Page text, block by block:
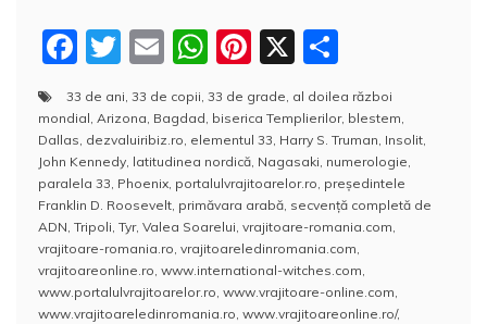
F
a
c
e
b
o
o
k
T
w
itt
er
E
ai
l
W
h
at
s
A
p
p
Pi
nt
er
e
st
X
a
rt
aj
e
a
z
ă
33 de ani, 33 de copii, 33 de grade, al doilea război
mondial, Arizona, Bagdad, biserica Templierilor, blestem,
Dallas, dezvaluiribiz.ro, elementul 33, Harry S. Truman, Insolit,
John Kennedy, latitudinea nordică, Nagasaki, numerologie,
paralela 33, Phoenix, portalulvrajitoarelor.ro, preşedintele
Franklin D. Roosevelt, primăvara arabă, secvenţă completă de
ADN, Tripoli, Tyr, Valea Soarelui, vrajitoare-romania.com,
vrajitoare-romania.ro, vrajitoareledinromania.com,
vrajitoareonline.ro, www.international-witches.com,
www.portalulvrajitoarelor.ro, www.vrajitoare-online.com,
www.vrajitoareledinromania.ro, www.vrajitoareonline.ro/,